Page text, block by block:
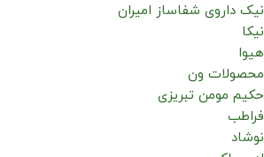
نیک داروی شفاساز امیران
نیکا
هیوا
محصولات ون
حکیم مومن تبریزی
فراطب
نوشاد